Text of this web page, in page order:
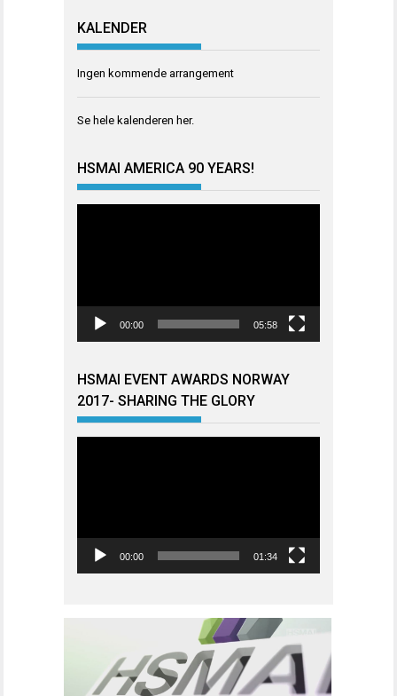
KALENDER
Ingen kommende arrangement
Se hele kalenderen her.
HSMAI AMERICA 90 YEARS!
00:00 05:58
HSMAI EVENT AWARDS NORWAY
2017- SHARING THE GLORY
00:00 01:34